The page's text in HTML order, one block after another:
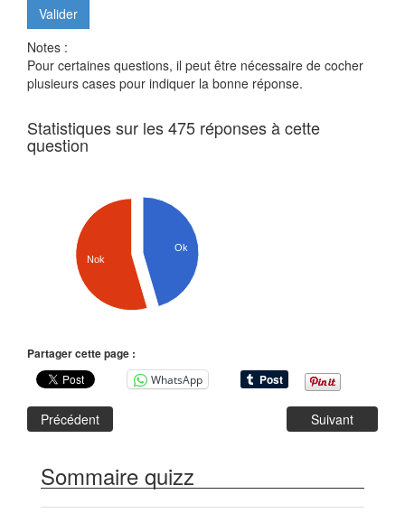
Notes :
Pour certaines questions, il peut être nécessaire de cocher
plusieurs cases pour indiquer la bonne réponse.
Statistiques sur les 475 réponses à cette
question
Ok
Nok
Partager cette page :
WhatsApp
Précédent Suivant
Sommaire quizz